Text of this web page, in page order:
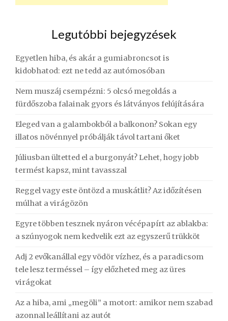
Legutóbbi bejegyzések
Egyetlen hiba, és akár a gumiabroncsot is
kidobhatod: ezt ne tedd az autómosóban
Nem muszáj csempézni: 5 olcsó megoldás a
fürdőszoba falainak gyors és látványos felújítására
Eleged van a galambokból a balkonon? Sokan egy
illatos növénnyel próbálják távol tartani őket
Júliusban ültetted el a burgonyát? Lehet, hogy jobb
termést kapsz, mint tavasszal
Reggel vagy este öntözd a muskátlit? Az időzítésen
múlhat a virágözön
Egyre többen tesznek nyáron vécépapírt az ablakba:
a szúnyogok nem kedvelik ezt az egyszerű trükköt
Adj 2 evőkanállal egy vödör vízhez, és a paradicsom
tele lesz terméssel – így előzheted meg az üres
virágokat
Az a hiba, ami „megöli” a motort: amikor nem szabad
azonnal leállítani az autót